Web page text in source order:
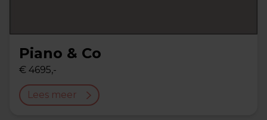
Piano & Co
€ 4695,-
Lees meer